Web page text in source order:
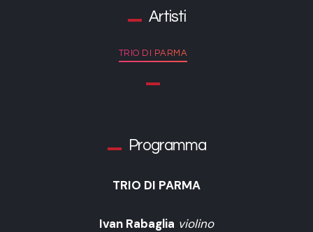
Artisti
TRIO DI PARMA
Programma
TRIO DI PARMA
Ivan Rabaglia violino